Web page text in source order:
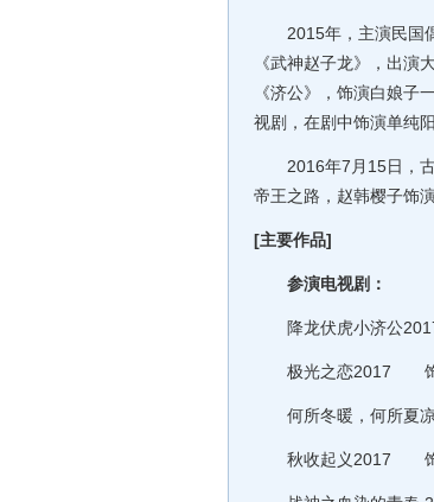
2015年，主演民国偶
《武神赵子龙》，出演
《济公》，饰演白娘
视剧，在剧中饰演单纯
2016年7月15日，古
帝王之路，赵韩樱子饰
[主要作品]
参演电视剧：
降龙伏虎小济公
极光之恋2017 饰演
何所冬暖，何所夏
秋收起义2017 饰演